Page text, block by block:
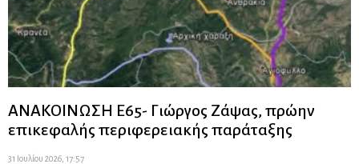
ΑΝΑΚΟΙΝΩΣΗ Ε65- Γιώργος Ζάψας, πρώην
επικεφαλής περιφερειακής παράταξης
31 Ιουλίου 2026, 17:57